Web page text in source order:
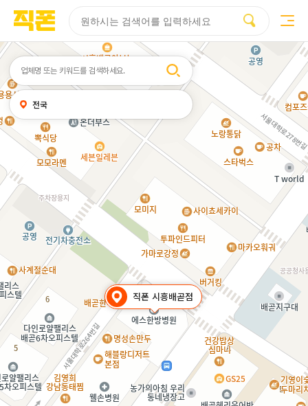
휴대폰성지시세표 성지커뮤니티
직폰 시흥배곧점
검색어
내
위치
찾기
전국
페이지
코소프트
페이지
코소프트
페이지
코소프트
페이지
코소프트